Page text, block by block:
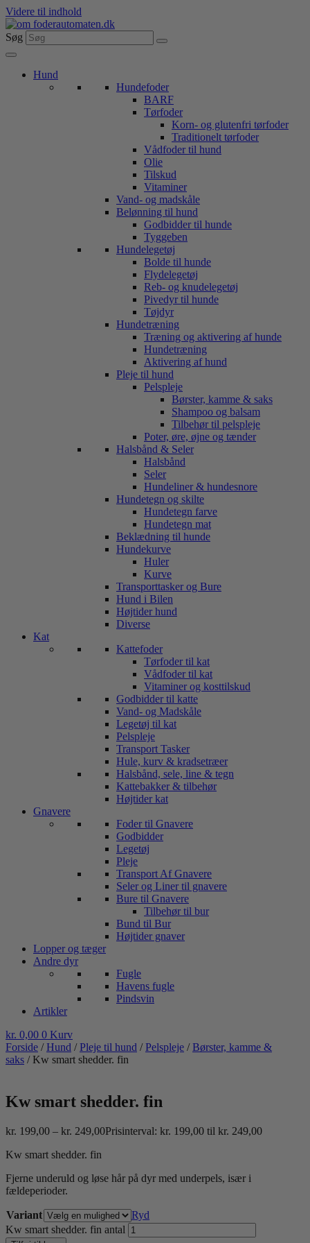
Videre til indhold
Søg
Hund
Hundefoder
BARF
Tørfoder
Korn- og glutenfri tørfoder
Traditionelt tørfoder
Vådfoder til hund
Olie
Tilskud
Vitaminer
Vand- og madskåle
Belønning til hund
Godbidder til hunde
Tyggeben
Hundelegetøj
Bolde til hunde
Flydelegetøj
Reb- og knudelegetøj
Pivedyr til hunde
Tøjdyr
Hundetræning
Træning og aktivering af hunde
Hundetræning
Aktivering af hund
Pleje til hund
Pelspleje
Børster, kamme & saks
Shampoo og balsam
Tilbehør til pelspleje
Poter, øre, øjne og tænder
Halsbånd & Seler
Halsbånd
Seler
Hundeliner & hundesnore
Hundetegn og skilte
Hundetegn farve
Hundetegn mat
Beklædning til hunde
Hundekurve
Huler
Kurve
Transporttasker og Bure
Hund i Bilen
Højtider hund
Diverse
Kat
Kattefoder
Tørfoder til kat
Vådfoder til kat
Vitaminer og kosttilskud
Godbidder til katte
Vand- og Madskåle
Legetøj til kat
Pelspleje
Transport Tasker
Hule, kurv & kradsetræer
Halsbånd, sele, line & tegn
Kattebakker & tilbehør
Højtider kat
Gnavere
Foder til Gnavere
Godbidder
Legetøj
Pleje
Transport Af Gnavere
Seler og Liner til gnavere
Bure til Gnavere
Tilbehør til bur
Bund til Bur
Højtider gnaver
Lopper og tæger
Andre dyr
Fugle
Havens fugle
Pindsvin
Artikler
kr. 0,00 0 Kurv
Forside /Hund /Pleje til hund /Pelspleje /Børster, kamme &
saks / Kw smart shedder. fin
Kw smart shedder. fin
kr. 199,00 – kr. 249,00Prisinterval: kr. 199,00 til kr. 249,00
Kw smart shedder. fin
Fjerne underuld og løse hår på dyr med underpels, især i
fældeperioder.
Variant
Ryd
Kw smart shedder. fin antal